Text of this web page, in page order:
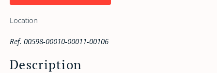
Location
Ref. 00598-00010-00011-00106
Description